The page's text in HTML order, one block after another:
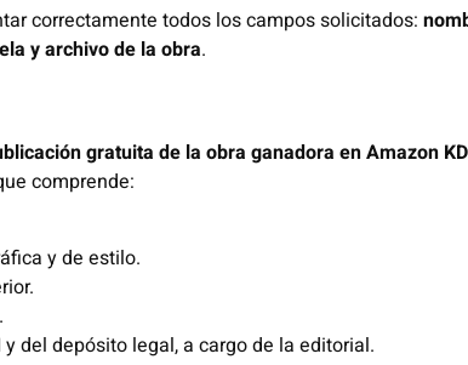
correctamente todos los campos solicitados:
y archivo de la obra.
gratuita de la obra ganadora en Amazon
comprende:
y de estilo.
del depósito legal, a cargo de la editorial.